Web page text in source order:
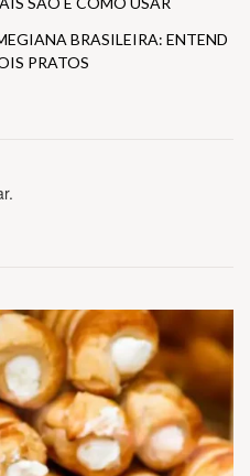
BRASILEIRA: ENTEND
PRATOS